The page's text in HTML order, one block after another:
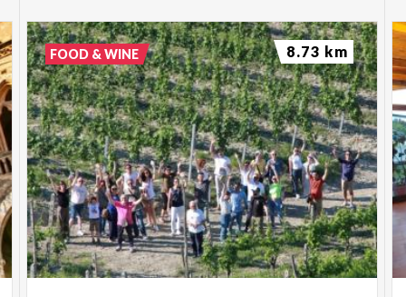
FOOD & WINE 8.73 km